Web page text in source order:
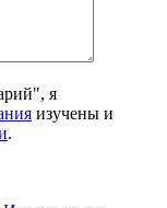
я
изучены и
.